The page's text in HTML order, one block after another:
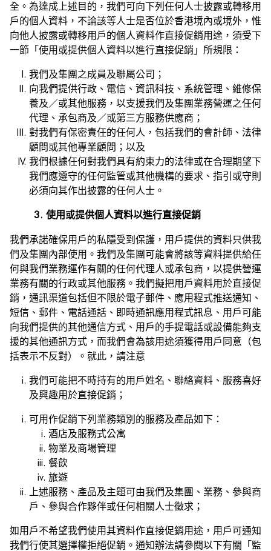
全。為達成上述目的，我們可向下列任何人士披露或轉移用
戶的個人資料，不論該等人士是否位於香港境內或境外，惟
向他人披露或轉移用戶的個人資料作直接促銷用途，須受下
一節「使用或提供個人資料以進行直接促銷」所規限：
我們及集團之成員及聯屬公司；
向我們提供行政、電信、資訊科技、系統管理、維修保
養及／或其他服務，以支援我們及集團業務營運之任何
代理、承包商及／或第三方服務供應商；
對我們有保密責任的任何人，包括我們的會計師、法律
顧問或其他專業顧問；以及
我們根據任何對我們具有約束力的法律或在合理期望下
我們應遵守的任何監管或其他機構的要求、指引或守則
必須向其作出披露的任何人士。
3. 使用或提供個人資料以進行直接促銷
我們承諾確保用戶的私隱受到保護，用戶提供的資料只供我
們及集團內部使用。我們及集團可能會將該等資料提供給任
何與我們業務運作有關的任何代理人或承包商，以提供營運
業務有關的行政或其他服務。我們擬把用戶資料用於直接促
銷，通訊渠道包括但不限於電子郵件、應用程式推送通知、
短信、郵件、電話通話、即時通訊應用程式訊息、用戶可能
向我們提供的其他通信方式、用戶的手提電話或設備能夠支
援的其他通訊方式，而我們會為該用途須獲得用戶同意（包
括表示不反對）。就此，請注意
我們可能把不時持有的用戶姓名、聯絡資料、服務喜好
及興趣用於直接促銷；
可用作促銷下列業務類別的服務及產品如下：
酒店及服務式公寓
物業及商場管理
餐飲
旅遊
上述服務、產品及主題可由我們及集團、業務、參與商
戶、參與合作夥伴或任何相關人士徵求；
如用戶不希望我們使用其資料作直接促銷用途，用戶可通知
我們行使其選擇權拒絕促銷。通知辦法請參閱以下有關「監